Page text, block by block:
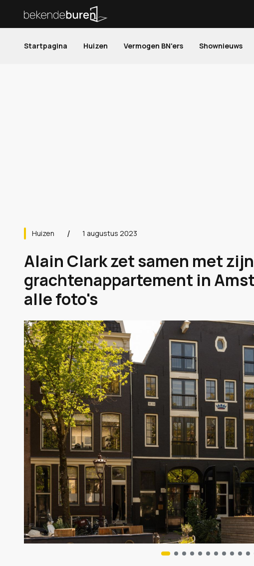
Startpagina Huizen Vermogen BN'ers Shownieuws
Huizen 1 augustus 2023
Alain Clark zet samen met
grachtenappartement in
alle foto's